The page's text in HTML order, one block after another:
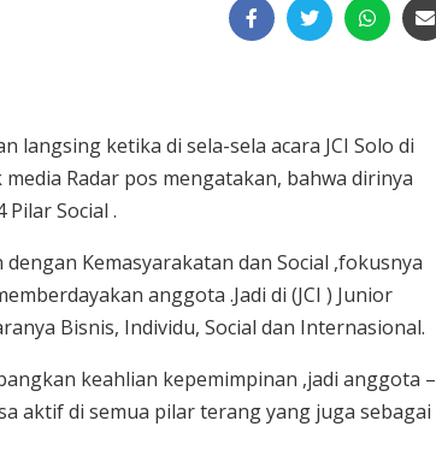
langsing ketika di sela-sela acara JCI Solo di
Radar pos mengatakan, bahwa dirinya
Pilar Social .
Kemasyarakatan dan Social ,fokusnya
anggota .Jadi di (JCI ) Junior
Bisnis, Individu, Social dan Internasional.
keahlian kepemimpinan ,jadi anggota –
aktif di semua pilar terang yang juga sebagai